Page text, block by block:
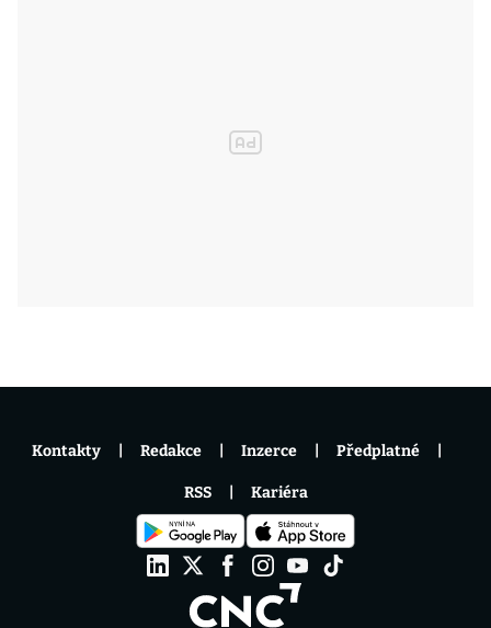
Kontakty Redakce Inzerce Předplatné
RSS Kariéra